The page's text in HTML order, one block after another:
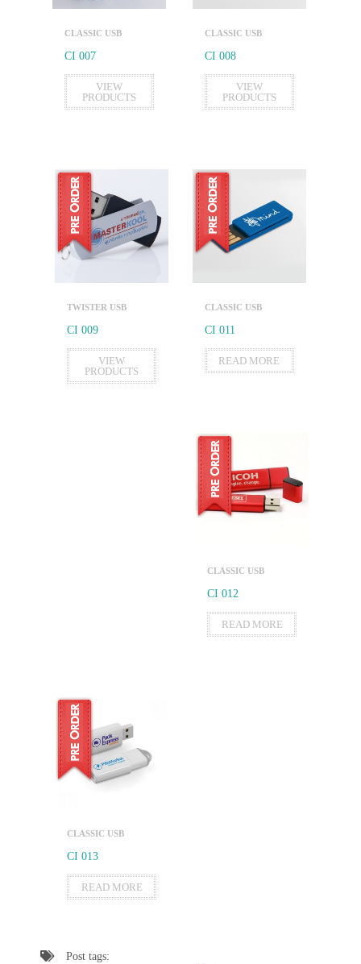
CLASSIC USB
CI 007
VIEW
PRODUCTS
CLASSIC USB
CI 008
VIEW
PRODUCTS
TWISTER USB
CI 009
VIEW
PRODUCTS
CLASSIC USB
CI 011
READ MORE
CLASSIC USB
CI 012
READ MORE
CLASSIC USB
CI 013
READ MORE
Post tags: